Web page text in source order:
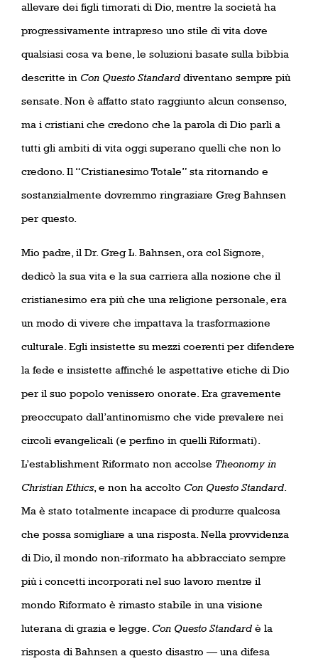
allevare dei figli timorati di Dio, mentre la società ha
progressivamente intrapreso uno stile di vita dove
qualsiasi cosa va bene, le soluzioni basate sulla bibbia
descritte in Con Questo Standarddiventano sempre più
sensate. Non è affatto stato raggiunto alcun consenso,
ma i cristiani che credono che la parola di Dio parli a
tutti gli ambiti di vita oggi superano quelli che non lo
credono. Il “Cristianesimo Totale” sta ritornando e
sostanzialmente dovremmo ringraziare Greg Bahnsen
per questo.
Mio padre, il Dr. Greg L. Bahnsen, ora col Signore,
dedicò la sua vita e la sua carriera alla nozione che il
cristianesimo era più che una religione personale, era
un modo di vivere che impattava la trasformazione
culturale. Egli insistette su mezzi coerenti per difendere
la fede e insistette affinché le aspettative etiche di Dio
per il suo popolo venissero onorate. Era gravemente
preoccupato dall’antinomismo che vide prevalere nei
circoli evangelicali (e perfino in quelli Riformati).
L’establishment Riformato non accolse Theonomy in
Christian Ethics, e non ha accolto Con Questo Standard.
Ma è stato totalmente incapace di produrre qualcosa
che possa somigliare a una risposta. Nella provvidenza
di Dio, il mondo non-riformato ha abbracciato sempre
più i concetti incorporati nel suo lavoro mentre il
mondo Riformato è rimasto stabile in una visione
luterana di grazia e legge. Con Questo Standardè la
risposta di Bahnsen a questo disastro — una difesa